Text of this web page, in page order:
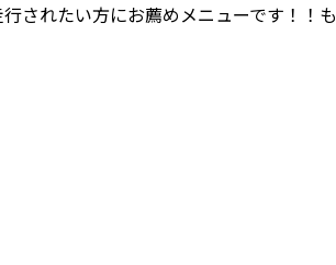
されたい方にお薦めメニューです！！も